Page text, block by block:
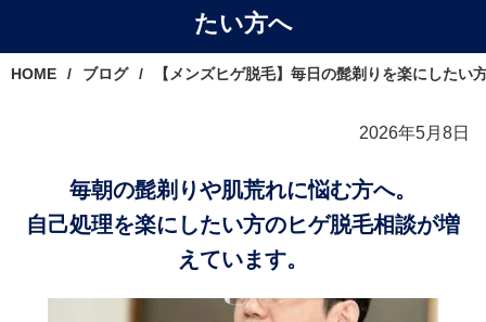
たい方へ
HOME ブログ 【メンズヒゲ脱毛】毎日の髭剃りを楽にしたい
2026年5月8日
毎朝の髭剃りや肌荒れに悩む方へ。
自己処理を楽にしたい方のヒゲ脱毛相談が増
えています。